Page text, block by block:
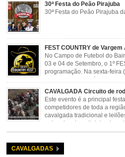
30ª Festa do Peão Pirajuba
30ª Festa do Peão Pirajuba
FEST COUNTRY de Vargem
No Campo de Futebol do
03 e 04 de Setembro, o 1º
programação. Na sexta-feira
rodeio e shows com o Trio Pé de Cedro e
CAVALGADA Circuito de
Este evento é a principal
competidores de toda a
cavalgada tradicional e
animada e hospitaleira.
Rosa Guimarães, Açucena Data: Setembro
CAVALGADAS